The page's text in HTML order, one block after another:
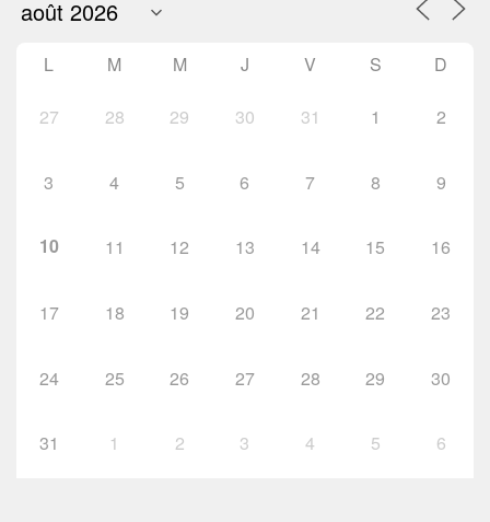
L M M J V S D
27 28 29 30 31 1 2
3 4 5 6 7 8 9
10 11 12 13 14 15 16
17 18 19 20 21 22 23
24 25 26 27 28 29 30
31 1 2 3 4 5 6